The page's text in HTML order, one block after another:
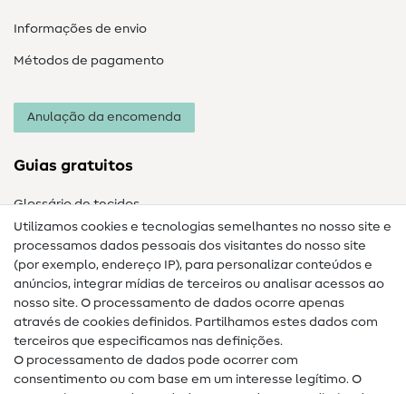
Informações de envio
Métodos de pagamento
Anulação da encomenda
Guias gratuitos
Glossário de tecidos
Guias de costura
Ajuda e contacto
Contacto
Mudança de proprietário
Utilizamos cookies e tecnologias semelhantes no nosso site e
processamos dados pessoais dos visitantes do nosso site
(por exemplo, endereço IP), para personalizar conteúdos e
anúncios, integrar mídias de terceiros ou analisar acessos ao
nosso site. O processamento de dados ocorre apenas
através de cookies definidos. Partilhamos estes dados com
terceiros que especificamos nas definições.
O processamento de dados pode ocorrer com
consentimento ou com base em um interesse legítimo. O